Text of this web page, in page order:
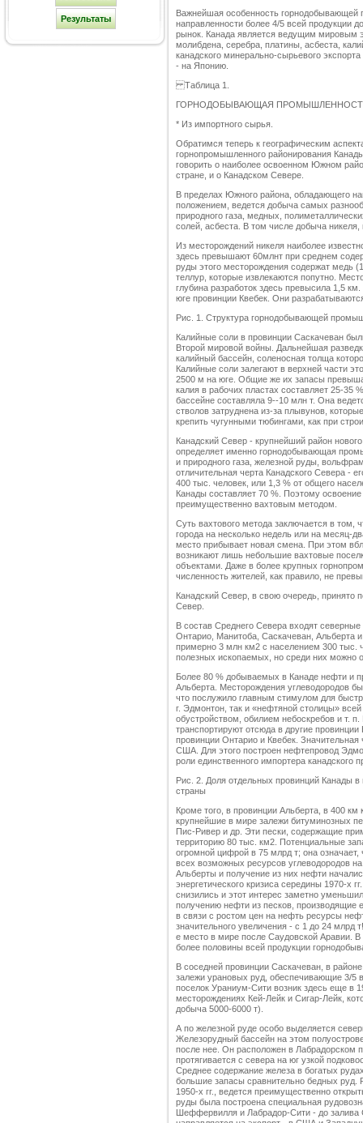
Важнейшая особенность
направленности более 4/5 всей продукции
рынок. Канада является ведущим мировым
молибдена, серебра, платины, асбеста,
канадского минерально-сырьевого
- на Японию.
Таблица 1.
ГОРНОДОБЫВАЮЩАЯ ПРОМЫШЛЕННОСТЬ
* Из импортного сырья.
Обратимся теперь к географическим
горнопромышленного районирования
говорить о наиболее освоенном Южном
стране, и о Канадском Севере.
В пределах Южного района, обладающего
положением, ведется добыча самых
природного газа, медных,
солей, асбеста. В том числе добыча
Из месторождений никеля наиболее
здесь превышают 60млнт при среднем
руды этого месторождения содержат медь
теллур, которые извлекаются попутно.
глубина разработок здесь превысила 1,5
юге провинции Квебек. Они
Рис. 1. Структура горнодобывающей
Калийные соли в провинции Саскачеван
Второй мировой войны. Дальнейшая
калийный бассейн, соленосная толща
Калийные соли залегают в верхней части
2500 м на юге. Общие же их запасы
калия в рабочих пластах составляет 25-35
бассейне составляла 9--10 млн т. Она
стволов затруднена из-за плывунов,
крепить чугунными тюбингами, как при
Канадский Север - крупнейший район
определяет именно горнодобывающая
и природного газа, железной руды,
отличительная черта Канадского Севера -
400 тыс. человек, или 1,3 % от общего
Канады составляет 70 %. Поэтому
преимущественно вахтовым методом.
Суть вахтового метода заключается в том,
города на несколько недель или на месяц-
место прибывает новая смена. При этом
возникают лишь небольшие вахтовые
объектами. Даже в более крупных
численность жителей, как правило, не
Канадский Север, в свою очередь, принято
Север.
В состав Среднего Севера входят
Онтарио, Манитоба, Саскачеван, Альберта
примерно 3 млн км2 с населением 300 тыс.
полезных ископаемых, но среди них можно
Более 80 % добываемых в Канаде нефти и
Альберта. Месторождения углеводородов
что послужило главным стимулом для
г. Эдмонтон, так и «нефтяной столицы»
обустройством, обилием небоскребов и т.
транспортируют отсюда в другие
провинции Онтарио и Квебек. Значительная
США. Для этого построен нефтепровод
роли единственного импортера канадского
Рис. 2. Доля отдельных провинций Канады
страны
Кроме того, в провинции Альберта, в 400
крупнейшие в мире залежи битуминозных
Пис-Ривер и др. Эти пески, содержащие
территорию 80 тыс. км2. Потенциальные
огромной цифрой в 75 млрд т; она означает,
всех возможных ресурсов углеводородов
Альберты и получение из них нефти
энергетического кризиса середины 1970-х
снизились и этот интерес заметно
получению нефти из песков, производящие
в связи с ростом цен на нефть ресурсы
значительного увеличения - с 1 до 24 млрд
е место в мире после Саудовской Аравии.
более половины всей продукции
В соседней провинции Саскачеван, в
залежи урановых руд, обеспечивающие 3/5
поселок Ураниум-Сити возник здесь еще в
месторождениях Кей-Лейк и Сигар-Лейк,
добыча 5000-6000 т).
А по железной руде особо выделяется
Железорудный бассейн на этом
после нее. Он расположен в Лабрадорском
протягивается с севера на юг узкой
Среднее содержание железа в богатых
большие запасы сравнительно бедных руд.
1950-х гг., ведется преимущественно
руды была построена специальная
Шеффервилля и Лабрадор-Сити - до